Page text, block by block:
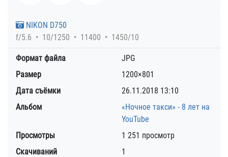
NIKON D750
f/5.6
10/1250 11400 1450/10
Формат файла
JPG
Размер
1200×801
Дата съёмки
26.11.2018 13:10
Альбом
«Ночное такси» - 8 лет на
YouTube
Просмотры
1 251 просмотр
Скачиваний
1